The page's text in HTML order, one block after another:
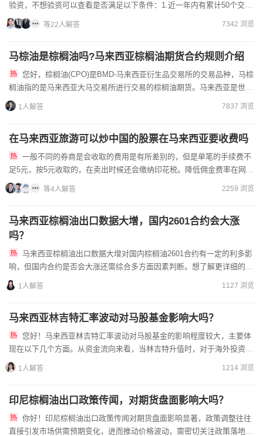
验资，不想验资可以查看是否满足以下条件：1.近一年内有累计50个交易
日的交易经历2.有能源交易编码3.金融交易编...
等22人解答 7342 浏览
马棕油是棕榈油吗?马来西亚棕榈油期货合约规则介绍
榈油指的是马来西亚大马交易所进行交易的棕榈油期货。马来西亚是世界
两大棕榈油主产地之一，大量棕榈油出口到世界...
1人解答 7837 浏览
在马来西亚旅游可以炒中国的股票在马来西亚要收费吗
足5元，按5元收取的，在卖出时候还会缴纳印花税。降低佣金费率在网上
办理低佣金股票账户流程是很简单的，开户前直接联系好券商客户...
等4人解答 2259 浏览
马来西亚棕榈油出口数据大增，国内2601合约会大涨
吗？
响，但国内合约是否会大涨还需综合多方面因素判断。想了解更详细的市
场动态和精准分析，欢迎加我微信。首先，从近期数据来看，马...
1人解答 1127 浏览
马来西亚林吉特汇率波动对马股基金影响大吗？
现在以下几个方面。从资金流向来看，当林吉特升值时，对于海外投资者
而言，以本币兑换林吉特去投资马股会更划算，会吸引更多海外资金...
1人解答 1214 浏览
印尼棕榈油出口政策传闻，对期货盘面影响大吗？
直接引发市场供需预期变化，进而推动价格波动，需密切关注政策落地细